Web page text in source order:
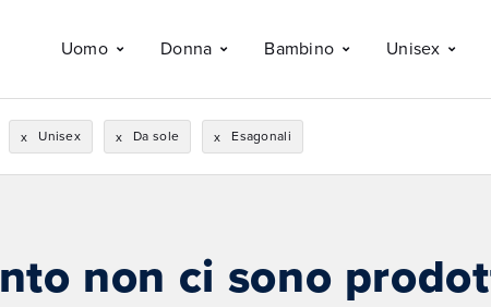
Uomo Donna Bambino Unisex
x Unisex x Da sole x Esagonali
non ci sono